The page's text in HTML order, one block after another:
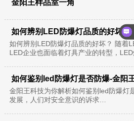
金阳王样品室一角
如何辨别LED防爆灯品质的好坏-
如何辨别LED防爆灯品质的好坏？ 随着
LED企业也面临着灯具产业的转型，LED
如何鉴别led防爆灯是否防爆-金阳
金阳王科技为你解析如何鉴别led防爆灯
发展，人们对安全意识的诉求…